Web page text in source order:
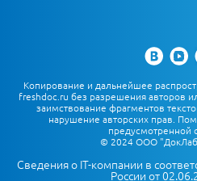
Копирование и дальнейшее
freshdoc.ru без разрешения авторов
заимствование фрагментов
нарушение авторских прав.
предусмотренной
© 2024 ООО
Сведения о IT-компании в
России от